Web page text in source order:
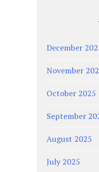
December
November
October 2025
September
August 2025
July 2025